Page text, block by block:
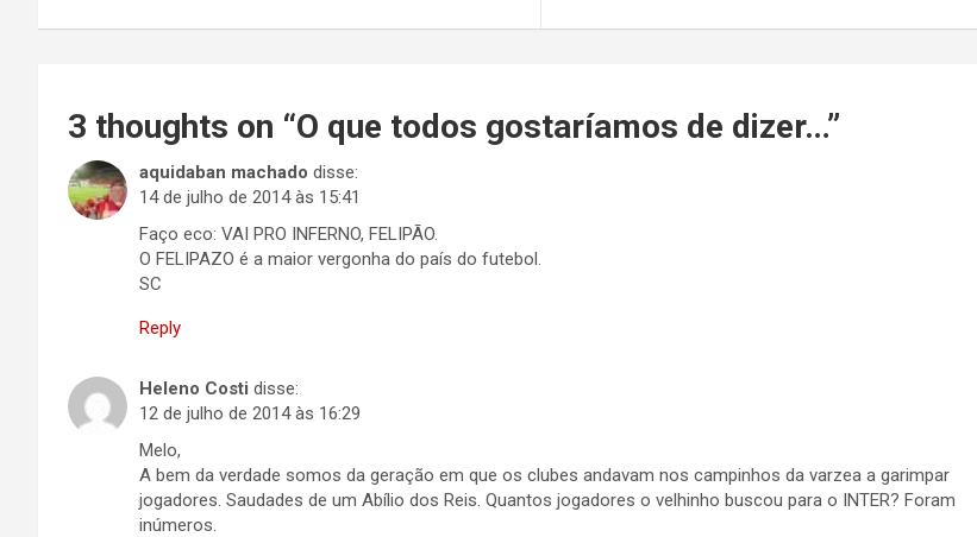
3 thoughts on “O que todos gostaríamos de dizer…”
aquidaban machado disse:
14 de julho de 2014 às 15:41
Faço eco: VAI PRO INFERNO, FELIPÃO.
O FELIPAZO é a maior vergonha do país do futebol.
SC
Reply
Heleno Costi disse:
12 de julho de 2014 às 16:29
Melo,
A bem da verdade somos da geração em que os clubes andavam nos campinhos da varzea a garimpar
jogadores. Saudades de um Abílio dos Reis. Quantos jogadores o velhinho buscou para o INTER? Foram
inúmeros.